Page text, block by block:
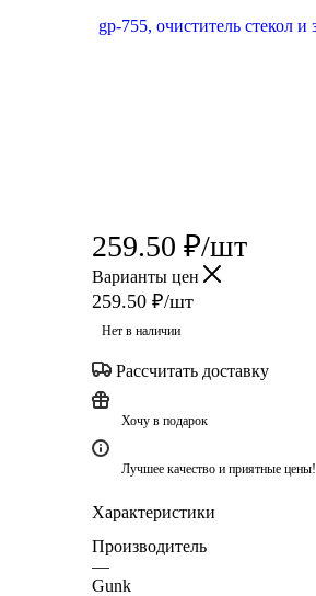
259.50 ₽/шт
Варианты цен
259.50 ₽/шт
Нет в наличии
Рассчитать доставку
Хочу в подарок
Лучшее качество и приятные цены!
Характеристики
Производитель
—
Gunk